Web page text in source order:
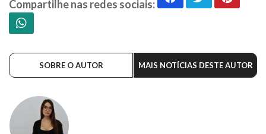
Compartilhe nas redes sociais:
SOBRE O AUTOR MAIS NOTÍCIAS DESTE AUTOR